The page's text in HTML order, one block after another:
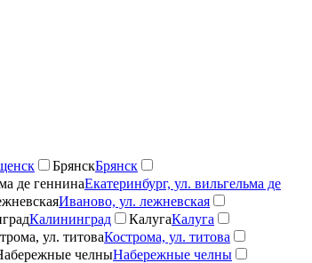
БрянскБрянск
де геннинаЕкатеринбург, ул. вильгельма де
Иваново, ул. лежневская
Калининград КалугаКалуга
ул. титоваКострома, ул. титова
челныНабережные челны